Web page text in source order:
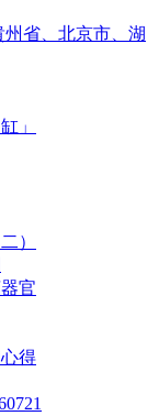
省、北京市、湖
」
）
官
得